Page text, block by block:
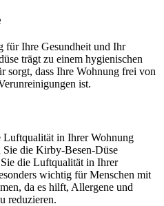
für Ihre Gesundheit und Ihr
trägt zu einem hygienischen
sorgt, dass Ihre Wohnung frei von
ist.
Luftqualität in Ihrer Wohnung
Sie die Kirby-Besen-Düse
die Luftqualität in Ihrer
wichtig für Menschen mit
da es hilft, Allergene und
reduzieren.